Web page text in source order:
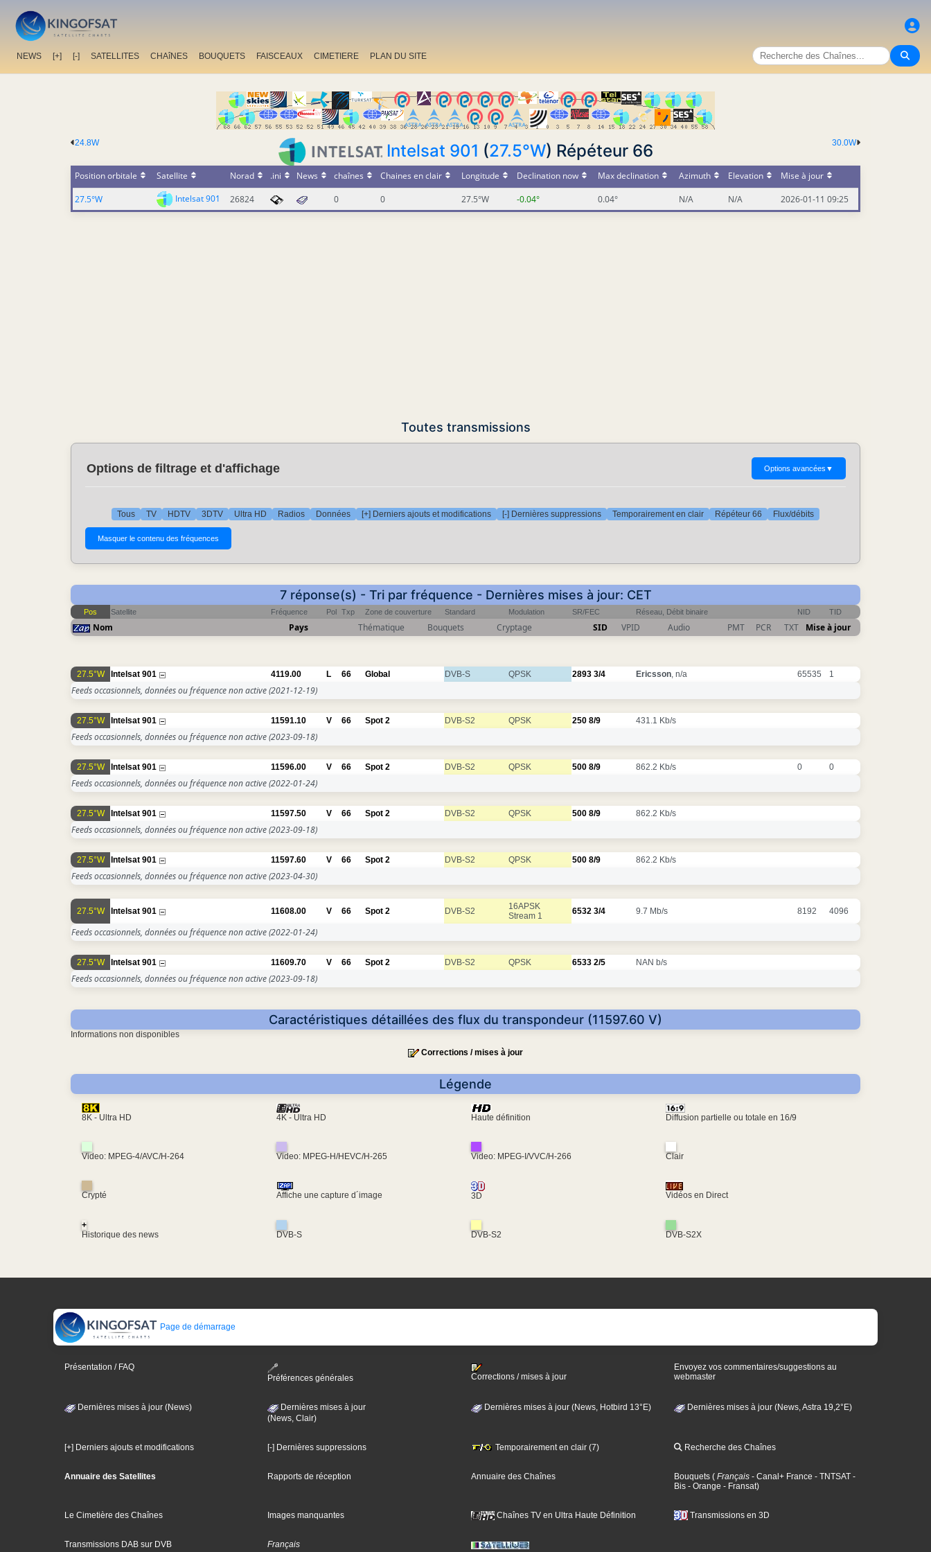
NEWS [+] [-] SATELLITES CHAîNES BOUQUETS FAISCEAUX CIMETIERE PLAN DU SITE
30.0W
24.8W Intelsat 901 (27.5°W) Répéteur 66
Position orbitale Satellite Norad .ini News chaînes Chaines en clair Longitude Declination now Max declination Azimuth Elevation
Mise à jour
27.5°W
Intelsat 901 26824 0 0 27.5°W -0.04° 0.04° N/A N/A 2026-01-11 09:25
Toutes transmissions
Options de filtrage et d'affichage Options avancées ▼
Tous TV HDTV 3DTV Ultra HD Radios Données [+] Derniers ajouts et modifications [-] Dernières suppressions Temporairement en clair Répéteur 66 Flux/débits
7 réponse(s) - Tri par fréquence - Dernières mises à jour: CET
Pos Satellite Fréquence Pol Txp Zone de couverture Standard Modulation SR/FEC Réseau, Débit binaire NID TID
Nom Pays Thématique Bouquets Cryptage SID VPID Audio PMT PCR TXT Mise à jour
27.5°W Intelsat 901 4119.00 L 66 Global DVB-S QPSK 2893 3/4 Ericsson, n/a 65535 1
Feeds occasionnels, données ou fréquence non active(2021-12-19)
27.5°W Intelsat 901 11591.10 V 66 Spot 2 DVB-S2 QPSK 250 8/9 431.1 Kb/s
Feeds occasionnels, données ou fréquence non active(2023-09-18)
27.5°W Intelsat 901 11596.00 V 66 Spot 2 DVB-S2 QPSK 500 8/9 862.2 Kb/s 0 0
Feeds occasionnels, données ou fréquence non active(2022-01-24)
27.5°W Intelsat 901 11597.50 V 66 Spot 2 DVB-S2 QPSK 500 8/9 862.2 Kb/s
Feeds occasionnels, données ou fréquence non active(2023-09-18)
27.5°W Intelsat 901 11597.60 V 66 Spot 2 DVB-S2 QPSK 500 8/9 862.2 Kb/s
Feeds occasionnels, données ou fréquence non active(2023-04-30)
27.5°W Intelsat 901 11608.00 V 66 Spot 2 DVB-S2
16APSK
Stream 1
6532 3/4 9.7 Mb/s 8192 4096
Feeds occasionnels, données ou fréquence non active(2022-01-24)
27.5°W Intelsat 901 11609.70 V 66 Spot 2 DVB-S2 QPSK 6533 2/5 NAN b/s
Feeds occasionnels, données ou fréquence non active(2023-09-18)
Caractéristiques détaillées des flux du transpondeur (11597.60 V)
Informations non disponibles
Corrections / mises à jour
Légende
8K - Ultra HD 4K - Ultra HD Haute définition Diffusion partielle ou totale en 16/9
Video: MPEG-4/AVC/H-264 Video: MPEG-H/HEVC/H-265 Video: MPEG-I/VVC/H-266 Clair
Crypté Affiche une capture d´image 3D Vidéos en Direct
+
Historique des news
DVB-S DVB-S2 DVB-S2X
Page de démarrage
Présentation / FAQ
Préférences générales
Corrections / mises à jour
Envoyez vos commentaires/suggestions au
webmaster
Dernières mises à jour (News)
Dernières mises à jour
(News, Clair)
Dernières mises à jour (News, Hotbird 13°E) Dernières mises à jour (News, Astra 19,2°E)
[+] Derniers ajouts et modifications [-] Dernières suppressions Temporairement en clair (7) Recherche des Chaînes
Annuaire des Satellites Rapports de réception Annuaire des Chaînes Bouquets ( Français - Canal+ France - TNTSAT -
Bis - Orange - Fransat)
Le Cimetière des Chaînes Images manquantes Chaînes TV en Ultra Haute Définition Transmissions en 3D
Transmissions DAB sur DVB Français